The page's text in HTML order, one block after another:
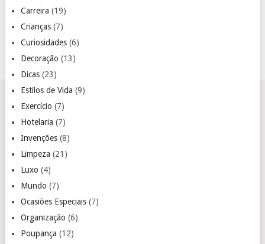
Carreira (19)
Crianças(7)
Curiosidades(6)
Decoração (13)
Dicas(23)
Estilos de Vida (9)
Exercício (7)
Hotelaria (7)
Invenções(8)
Limpeza (21)
Luxo (4)
Mundo (7)
Ocasiões Especiais(7)
Organização (6)
Poupança (12)